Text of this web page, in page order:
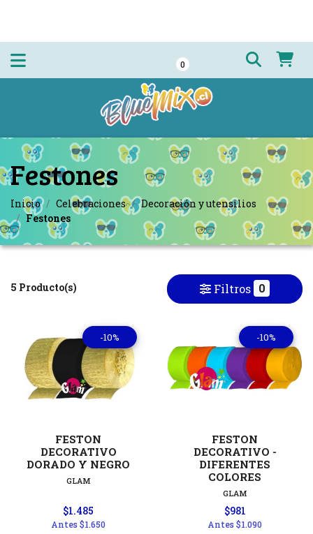
0
Festones
Inicio Celebraciones
Decoración y utensilios
Festones
5 Producto(s) Filtros 0
-10%
FESTON
DECORATIVO
DORADO Y NEGRO
GLAM
$1.485
Antes$1.650
-10%
FESTON
DECORATIVO -
DIFERENTES
COLORES
GLAM
$981
Antes$1.090